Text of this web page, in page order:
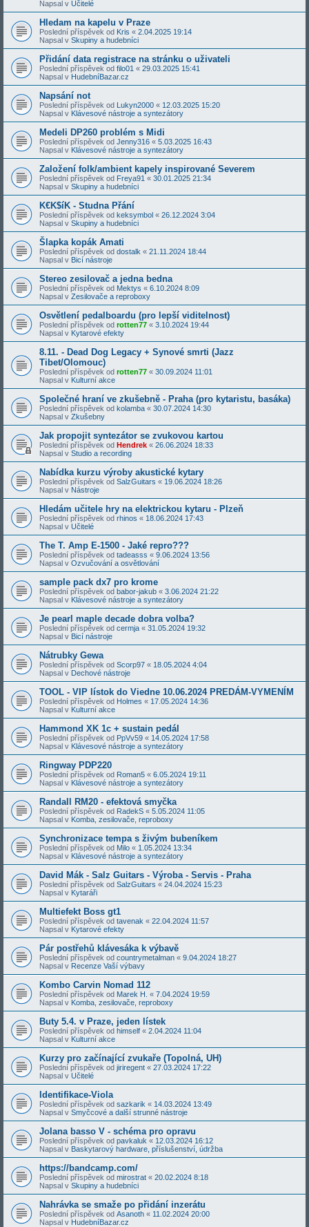
Napsal v Učitelé
Hledam na kapelu v Praze
Poslední příspěvek od Kris « 2.04.2025 19:14
Napsal v Skupiny a hudebníci
Přidání data registrace na stránku o uživateli
Poslední příspěvek od filo01 « 29.03.2025 15:41
Napsal v HudebníBazar.cz
Napsání not
Poslední příspěvek od Lukyn2000 « 12.03.2025 15:20
Napsal v Klávesové nástroje a syntezátory
Medeli DP260 problém s Midi
Poslední příspěvek od Jenny316 « 5.03.2025 16:43
Napsal v Klávesové nástroje a syntezátory
Založení folk/ambient kapely inspirované Severem
Poslední příspěvek od Freya91 « 30.01.2025 21:34
Napsal v Skupiny a hudebníci
K€K$íK - Studna Přání
Poslední příspěvek od keksymbol « 26.12.2024 3:04
Napsal v Skupiny a hudebníci
Šlapka kopák Amati
Poslední příspěvek od dostalk « 21.11.2024 18:44
Napsal v Bicí nástroje
Stereo zesilovač a jedna bedna
Poslední příspěvek od Mektys « 6.10.2024 8:09
Napsal v Zesilovače a reproboxy
Osvětlení pedalboardu (pro lepší viditelnost)
Poslední příspěvek od rotten77 « 3.10.2024 19:44
Napsal v Kytarové efekty
8.11. - Dead Dog Legacy + Synové smrti (Jazz
Tibet/Olomouc)
Poslední příspěvek od rotten77 « 30.09.2024 11:01
Napsal v Kulturní akce
Společné hraní ve zkušebně - Praha (pro kytaristu, basáka)
Poslední příspěvek od kolamba « 30.07.2024 14:30
Napsal v Zkušebny
Jak propojit syntezátor se zvukovou kartou
Poslední příspěvek od Hendrek « 26.06.2024 18:33
Napsal v Studio a recording
Nabídka kurzu výroby akustické kytary
Poslední příspěvek od SalzGuitars « 19.06.2024 18:26
Napsal v Nástroje
Hledám učitele hry na elektrickou kytaru - Plzeň
Poslední příspěvek od rhinos « 18.06.2024 17:43
Napsal v Učitelé
The T. Amp E-1500 - Jaké repro???
Poslední příspěvek od tadeasss « 9.06.2024 13:56
Napsal v Ozvučování a osvětlování
sample pack dx7 pro krome
Poslední příspěvek od babor-jakub « 3.06.2024 21:22
Napsal v Klávesové nástroje a syntezátory
Je pearl maple decade dobra volba?
Poslední příspěvek od cermja « 31.05.2024 19:32
Napsal v Bicí nástroje
Nátrubky Gewa
Poslední příspěvek od Scorp97 « 18.05.2024 4:04
Napsal v Dechové nástroje
TOOL - VIP lístok do Viedne 10.06.2024 PREDÁM-VYMENÍM
Poslední příspěvek od Holmes « 17.05.2024 14:36
Napsal v Kulturní akce
Hammond XK 1c + sustain pedál
Poslední příspěvek od PpVv59 « 14.05.2024 17:58
Napsal v Klávesové nástroje a syntezátory
Ringway PDP220
Poslední příspěvek od Roman5 « 6.05.2024 19:11
Napsal v Klávesové nástroje a syntezátory
Randall RM20 - efektová smyčka
Poslední příspěvek od RadekS « 5.05.2024 11:05
Napsal v Komba, zesilovače, reproboxy
Synchronizace tempa s živým bubeníkem
Poslední příspěvek od Milo « 1.05.2024 13:34
Napsal v Klávesové nástroje a syntezátory
David Mák - Salz Guitars - Výroba - Servis - Praha
Poslední příspěvek od SalzGuitars « 24.04.2024 15:23
Napsal v Kytaráři
Multiefekt Boss gt1
Poslední příspěvek od tavenak « 22.04.2024 11:57
Napsal v Kytarové efekty
Pár postřehů klávesáka k výbavě
Poslední příspěvek od countrymetalman « 9.04.2024 18:27
Napsal v Recenze Vaší výbavy
Kombo Carvin Nomad 112
Poslední příspěvek od Marek H. « 7.04.2024 19:59
Napsal v Komba, zesilovače, reproboxy
Buty 5.4. v Praze, jeden lístek
Poslední příspěvek od himself « 2.04.2024 11:04
Napsal v Kulturní akce
Kurzy pro začínající zvukaře (Topolná, UH)
Poslední příspěvek od jiriregent « 27.03.2024 17:22
Napsal v Učitelé
Identifikace-Viola
Poslední příspěvek od sazkarik « 14.03.2024 13:49
Napsal v Smyčcové a další strunné nástroje
Jolana basso V - schéma pro opravu
Poslední příspěvek od pavkaluk « 12.03.2024 16:12
Napsal v Baskytarový hardware, příslušenství, údržba
https://bandcamp.com/
Poslední příspěvek od mirostrat « 20.02.2024 8:18
Napsal v Skupiny a hudebníci
Nahrávka se smaže po přidání inzerátu
Poslední příspěvek od Asanoth « 11.02.2024 20:00
Napsal v HudebníBazar.cz